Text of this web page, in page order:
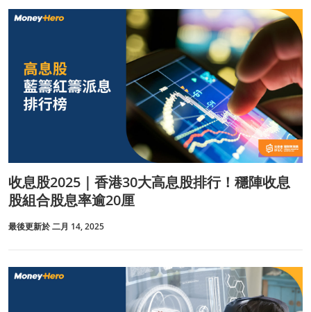
收息股2025｜香港30大高息股排行！穩陣收息
股組合股息率逾20厘
最後更新於 二月 14, 2025